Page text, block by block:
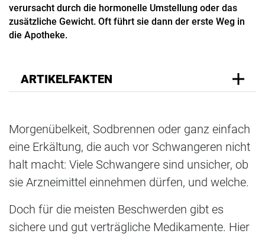
verursacht durch die hormonelle Umstellung oder das
zusätzliche Gewicht. Oft führt sie dann der erste Weg in
die Apotheke.
ARTIKELFAKTEN
Morgenübelkeit, Sodbrennen oder ganz einfach
eine Erkältung, die auch vor Schwangeren nicht
halt macht: Viele Schwangere sind unsicher, ob
sie Arzneimittel einnehmen dürfen, und welche.
Doch für die meisten Beschwerden gibt es
sichere und gut verträgliche Medikamente. Hier